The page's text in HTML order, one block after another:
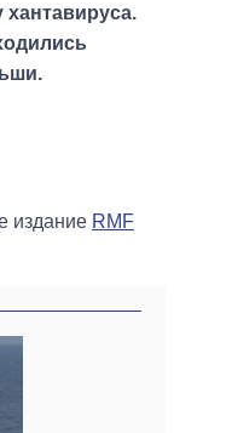
издание RMF